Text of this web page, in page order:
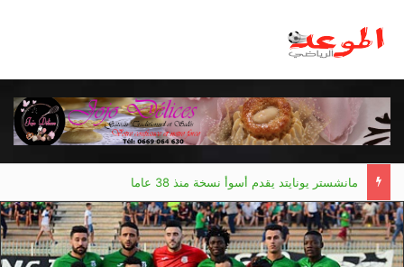
مانشستر يونايتد يقدم أسوأ نسخة منذ 38 عاما